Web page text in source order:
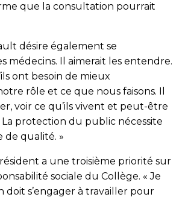
que la consultation pourrait
désire également se
médecins. Il aimerait les entendre.
ont besoin de mieux
rôle et ce que nous faisons. Il
voir ce qu’ils vivent et peut-être
La protection du public nécessite
de qualité. »
a une troisième priorité sur
sociale du Collège. « Je
doit s’engager à travailler pour